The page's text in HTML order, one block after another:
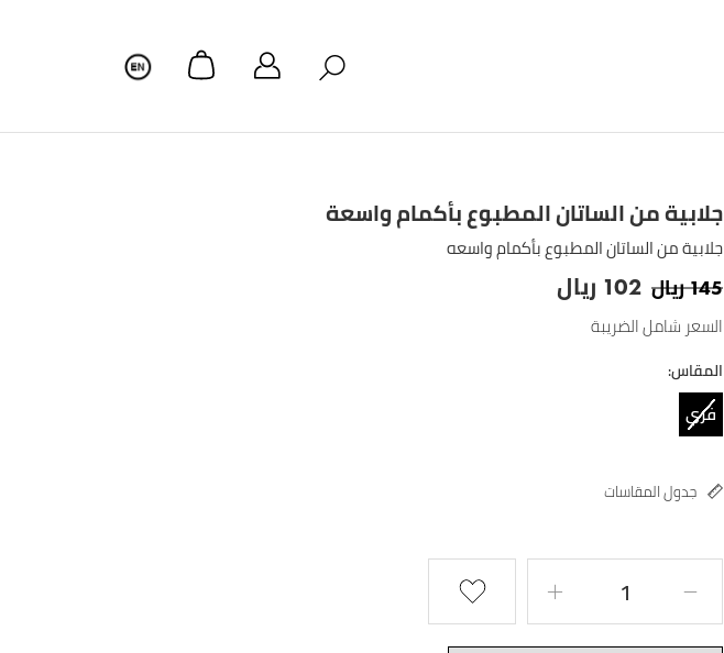
جلابية من الساتان المطبوع بأكمام واسعة
جلابية من الساتان المطبوع بأكمام واسعه
ريال145 ريال 102
السعر شامل الضريبة
المقاس:
فري
جدول المقاسات